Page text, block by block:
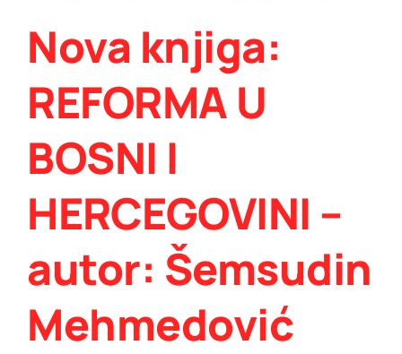
Nova knjiga:
REFORMA U
BOSNI I
HERCEGOVINI –
autor: Šemsudin
Mehmedović